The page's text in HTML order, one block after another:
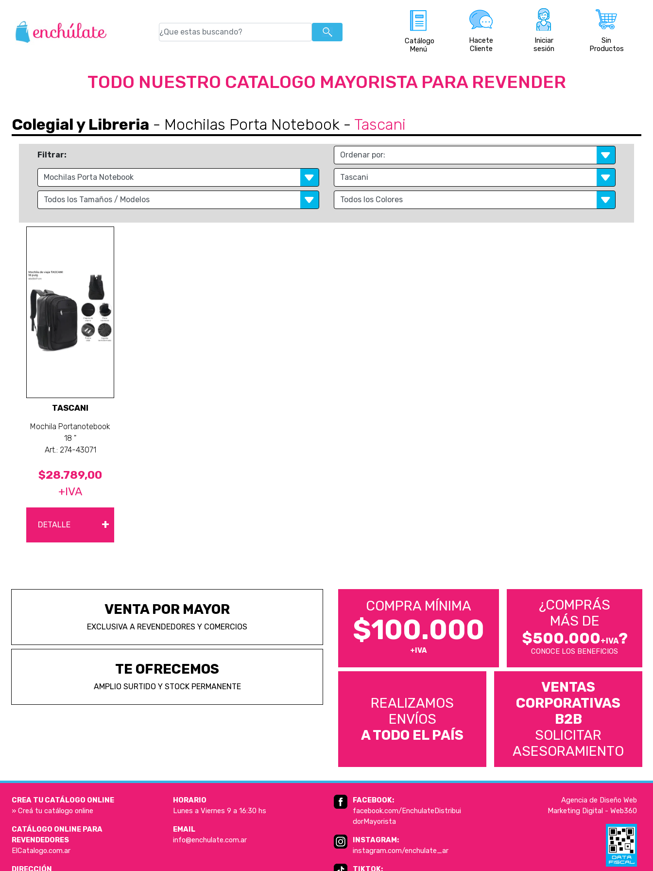
Catálogo
Menú
Hacete
Cliente
Iniciar
sesión
Sin
Productos
TODO NUESTRO CATALOGO MAYORISTA PARA REVENDER
Colegial y Libreria - Mochilas Porta Notebook - Tascani
Filtrar:
TASCANI
Mochila Portanotebook
18 "
Art.: 274-43071
$28.789,00
+IVA
DETALLE +
VENTA POR MAYOR
EXCLUSIVA A REVENDEDORES Y COMERCIOS
TE OFRECEMOS
AMPLIO SURTIDO Y STOCK PERMANENTE
COMPRA MÍNIMA
$100.000
+IVA
¿COMPRÁS
MÁS DE
$500.000+IVA?
CONOCE LOS BENEFICIOS
REALIZAMOS
ENVÍOS
A TODO EL PAÍS
VENTAS
CORPORATIVAS
B2B
SOLICITAR
ASESORAMIENTO
CREA TU CATÁLOGO ONLINE
» Creá tu catálogo online
CATÁLOGO ONLINE PARA
REVENDEDORES
ElCatalogo.com.ar
DIRECCIÓN
HORARIO
Lunes a Viernes 9 a 16:30 hs
EMAIL
info@enchulate.com.ar
FACEBOOK:
facebook.com/EnchulateDistribui
dorMayorista
INSTAGRAM:
instagram.com/enchulate_ar
TIKTOK:
Agencia de Diseño Web
Marketing Digital - Web360